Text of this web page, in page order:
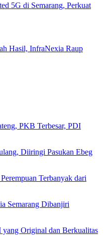
5G di Semarang, Perkuat
Hasil, InfraNexia Raup
PKB Terbesar, PDI
Diiringi Pasukan Ebeg
Terbanyak dari
Semarang Dibanjiri
Original dan Berkualitas